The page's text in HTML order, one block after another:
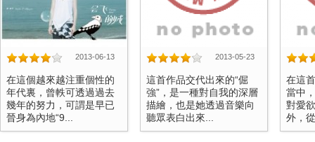
2013-06-13
在這個越來越注重個性的
年代裏，曾軼可透過過去
幾年的努力，可謂是早已
晉身為內地“9...
2013-05-23
這首作品交代出來的“倔
強”，是一種對自我的深層
描繪，也是她透過音樂向
聽眾表白出來...
在這
當中
對愛
外，